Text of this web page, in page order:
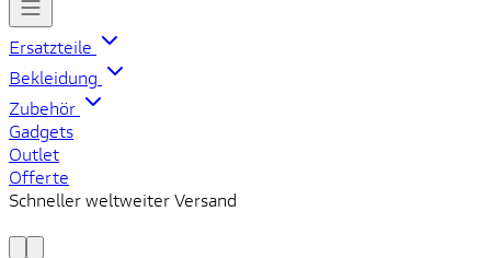
Ersatzteile
Bekleidung
Zubehör
Gadgets
Outlet
Offerte
Schneller weltweiter Versand